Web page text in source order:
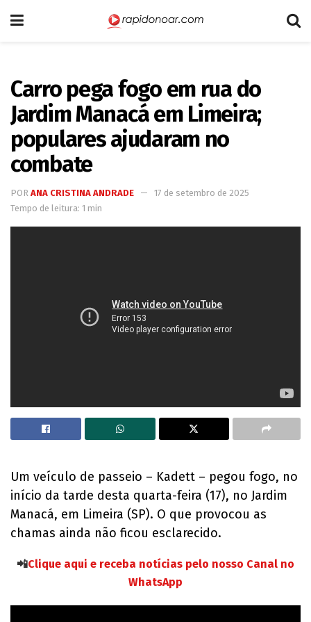
Carro pega fogo em rua do
Jardim Manacá em Limeira;
populares ajudaram no
combate
POR ANA CRISTINA ANDRADE
17 de setembro de 2025
Tempo de leitura: 1 min
Um veículo de passeio – Kadett – pegou fogo, no
início da tarde desta quarta-feira (17), no Jardim
Manacá, em Limeira (SP). O que provocou as
chamas ainda não ficou esclarecido.
📲Clique aqui e receba notícias pelo nosso Canal no
WhatsApp